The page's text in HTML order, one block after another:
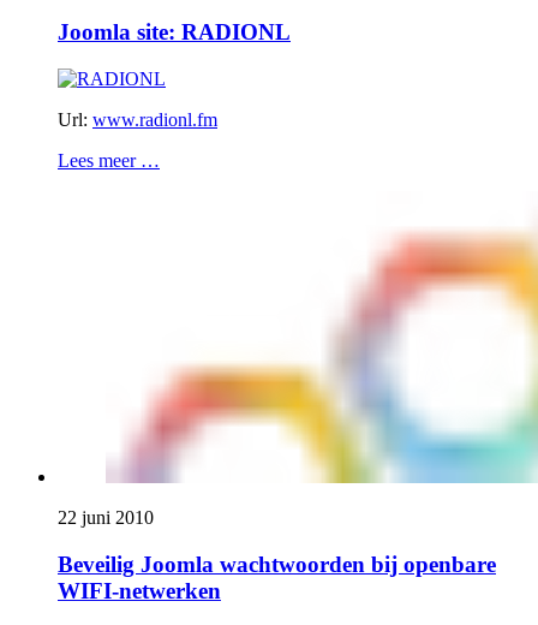
Joomla site: RADIONL
Url: www.radionl.fm
Lees meer …
22 juni 2010
Beveilig Joomla wachtwoorden bij openbare
WIFI-netwerken